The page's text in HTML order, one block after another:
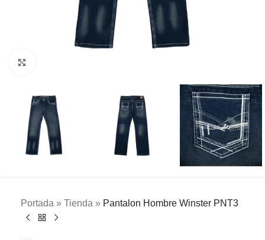
Portada » Tienda » Pantalon Hombre Winster PNT3